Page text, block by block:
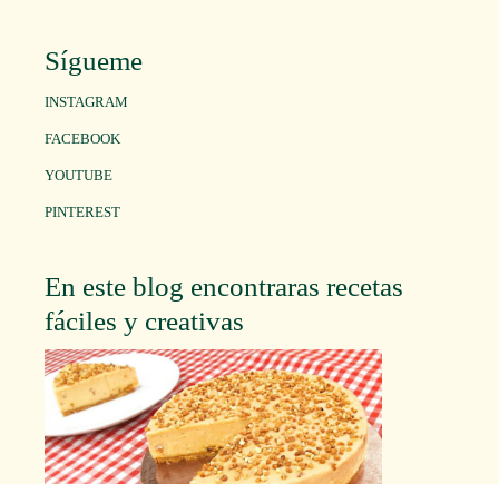
Sígueme
INSTAGRAM
FACEBOOK
YOUTUBE
PINTEREST
En este blog encontraras recetas
fáciles y creativas